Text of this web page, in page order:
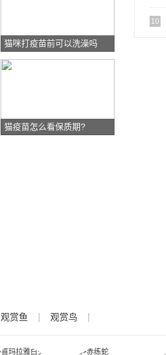
猫咪打疫苗前可以洗澡吗
猫疫苗怎么看保质期?
10
观赏鱼 观赏鸟